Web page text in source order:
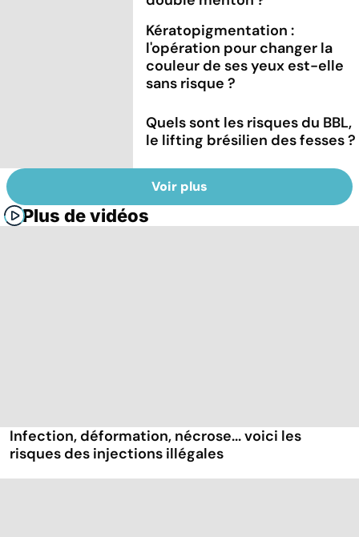
Kératopigmentation :
l'opération pour changer la
couleur de ses yeux est-elle
sans risque ?
Quels sont les risques du BBL,
le lifting brésilien des fesses ?
Voir plus
Plus de vidéos
Infection, déformation, nécrose... voici les
risques des injections illégales